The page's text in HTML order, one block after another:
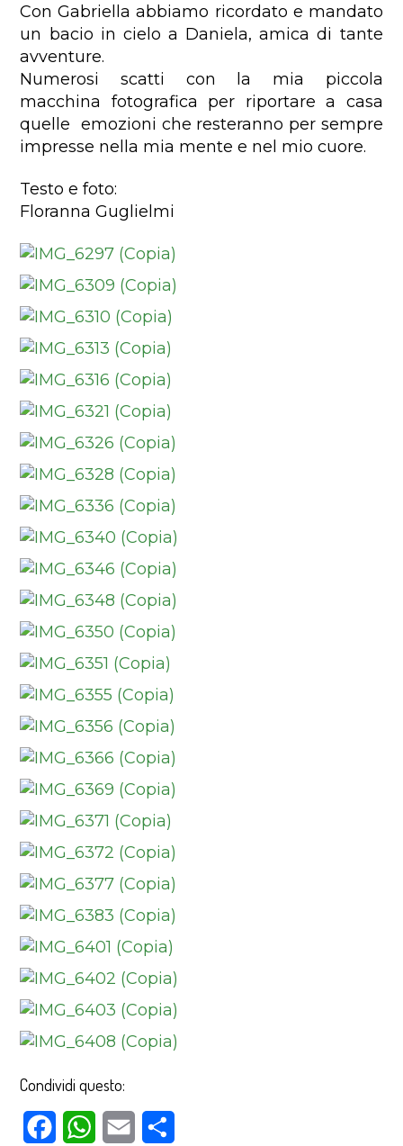
Con Gabriella abbiamo ricordato e mandato
un bacio in cielo a Daniela, amica di tante
avventure.
Numerosi scatti con la mia piccola
macchina fotografica per riportare a casa
quelle emozioni che resteranno per sempre
impresse nella mia mente e nel mio cuore.
Testo e foto:
Floranna Guglielmi
Condividi questo:
FacebookWhatsAppEmail